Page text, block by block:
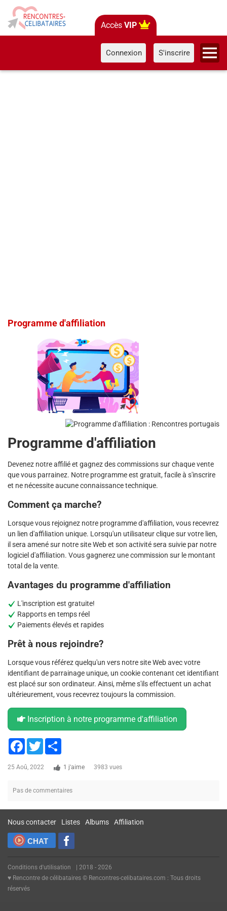
Accès VIP
Connexion S'inscrire
Programme d'affiliation
Programme d'affiliation
Devenez notre affilié et gagnez des commissions sur chaque vente
que vous parrainez. Notre programme est gratuit, facile à s'inscrire
et ne nécessite aucune connaissance technique.
Comment ça marche?
Lorsque vous rejoignez notre programme d'affiliation, vous recevrez
un lien d'affiliation unique. Lorsqu'un utilisateur clique sur votre lien,
il sera amené sur notre site Web et son activité sera suivie par notre
logiciel d'affiliation. Vous gagnerez une commission sur le montant
total de la vente.
Avantages du programme d'affiliation
L'inscription est gratuite!
Rapports en temps réel
Paiements élevés et rapides
Prêt à nous rejoindre?
Lorsque vous référez quelqu'un vers notre site Web avec votre
identifiant de parrainage unique, un cookie contenant cet identifiant
est placé sur son ordinateur. Ainsi, même s'ils effectuent un achat
ultérieurement, vous recevrez toujours la commission.
Inscription à notre programme d'affiliation
Facebook
Twitter
25 Aoû, 2022 1 j'aime 3983 vues
Pas de commentaires
Nous contacter Listes Albums Affiliation
CHAT
Conditions d'utilisation
| 2018 - 2026
♥ Rencontre de célibataires © Rencontres-celibataires.com : Tous droits
réservés